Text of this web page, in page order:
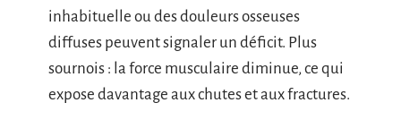
inhabituelle ou des douleurs osseuses
diffuses peuvent signaler un déficit. Plus
sournois : la force musculaire diminue, ce qui
expose davantage aux chutes et aux fractures.